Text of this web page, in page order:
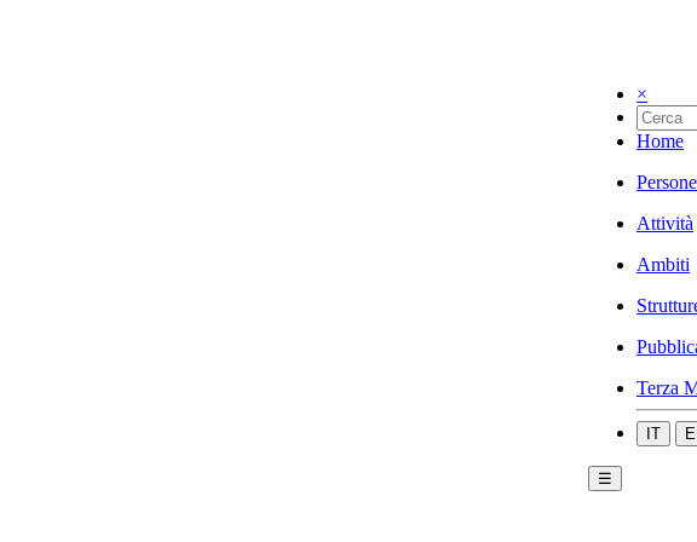
×
Home
Persone
Attività
Ambiti
Terza
IT
☰